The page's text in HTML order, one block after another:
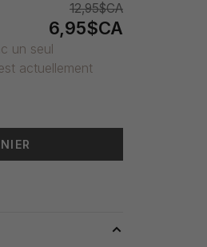
12,95$CA
6,95$CA
un seul
actuellement